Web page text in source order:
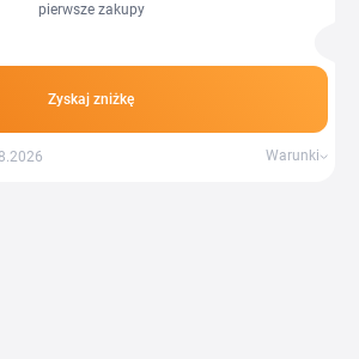
pierwsze zakupy
Zyskaj zniżkę
Warunki